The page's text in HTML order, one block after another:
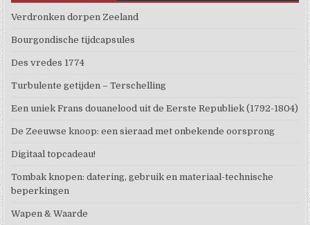
Verdronken dorpen Zeeland
Bourgondische tijdcapsules
Des vredes 1774
Turbulente getijden – Terschelling
Een uniek Frans douanelood uit de Eerste Republiek (1792-1804)
De Zeeuwse knoop: een sieraad met onbekende oorsprong
Digitaal topcadeau!
Tombak knopen: datering, gebruik en materiaal-technische
beperkingen
Wapen & Waarde